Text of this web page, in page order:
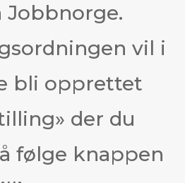
Jobbnorge.
vil i
bli opprettet
der du
følge knappen